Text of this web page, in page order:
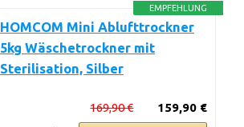
EMPFEHLUNG
HOMCOM Mini Ablufttrockner
5kg Wäschetrockner mit
Sterilisation, Silber
159,90 €
169,90 €